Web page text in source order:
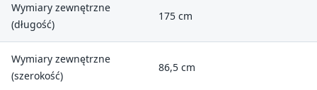
Wymiary zewnętrzne
(długość)
175 cm
Wymiary zewnętrzne
(szerokość)
86,5 cm